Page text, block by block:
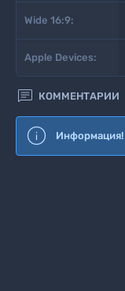
Wide 16:9:
Apple Devices:
 КОММЕНТАРИИ
Информация!